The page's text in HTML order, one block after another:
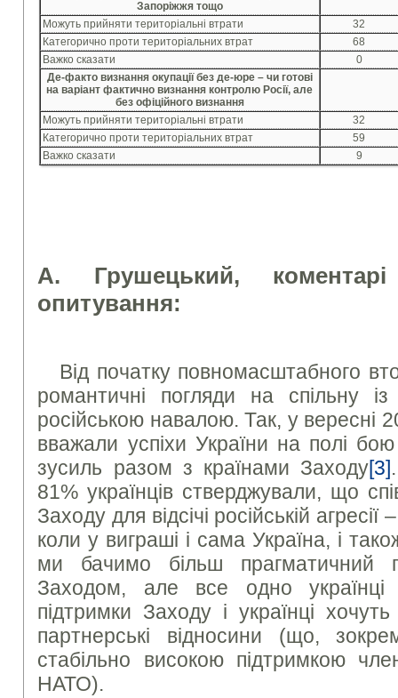
Запоріжжя тощо
Можуть прийняти територіальні втрати
32
Категорично проти територіальних втрат
68
Важко сказати
0
Де-факто визнання окупації без де-юре – чи готові
на варіант фактично визнання контролю Росії, але
без офіційного визнання
Можуть прийняти територіальні втрати
32
Категорично проти територіальних втрат
59
Важко сказати
9
А. Грушецький,
опитування:
Від початку повномасштабного
романтичні погляди на спільну
російською навалою. Так, у вересні
вважали успіхи України на полі
зусиль разом з країнами Заходу[3]
81% українців стверджували, що
Заходу для відсічі російській
коли у виграші і сама Україна, і
ми бачимо більш прагматичний
Заходом, але все одно українці
підтримки Заходу і українці
партнерські відносини (що,
стабільно високою підтримкою
НАТО).